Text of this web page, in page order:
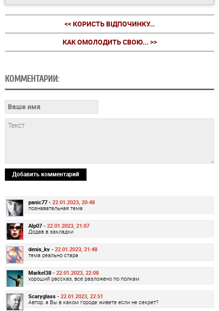
<< КОРИСТЬ ВІДПОЧИНКУ...
КАК ОМОЛОДИТЬ СВОЮ... >>
КОММЕНТАРИИ:
Добавить комментарий
panic77 - 22.01.2023, 20:48
познавательная тема
Alp07 - 22.01.2023, 21:07
Додав в закладки
denis_kv - 22.01.2023, 21:48
тема реально стара
Markel38 - 22.01.2023, 22:08
хороший рассказ, все разложено по полкам
Scaryglass - 22.01.2023, 22:51
Автор, а Вы в каком городе живете если не секрет?